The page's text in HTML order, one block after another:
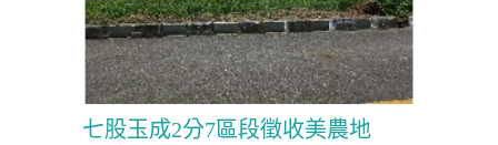
七股玉成2分7區段徵收美農地